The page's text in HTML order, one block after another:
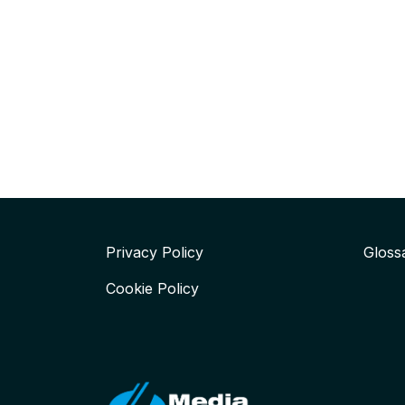
Privacy Policy
Cookie Policy